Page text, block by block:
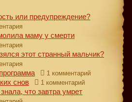
или предупреждение?
маму у смерти
этот странный мальчик?
1 комментарий
снов 1 комментарий
что завтра умрет